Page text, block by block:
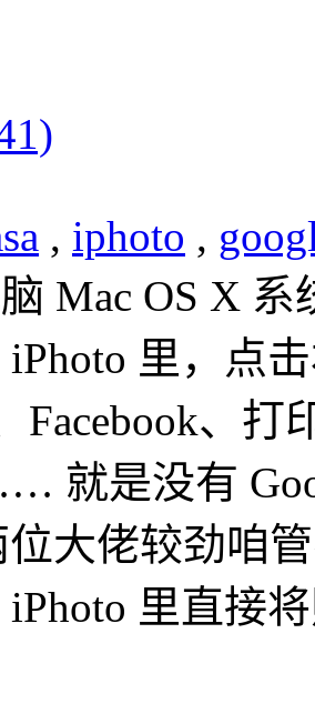
, iphoto ,
Mac OS X 系
里，点
Facebook、
就是没有
位大佬较劲咱
里直接